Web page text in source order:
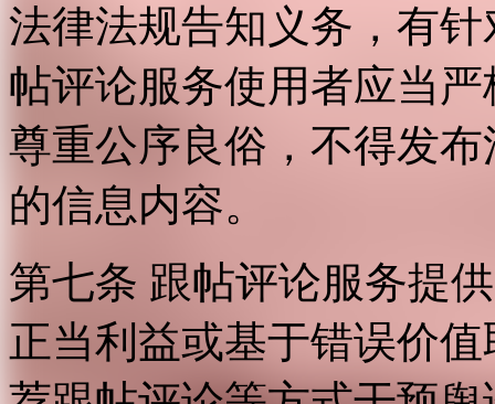
法律法规告知义务，有
帖评论服务使用者应当
尊重公序良俗，不得发
的信息内容。
第七条 跟帖评论服务提
正当利益或基于错误价